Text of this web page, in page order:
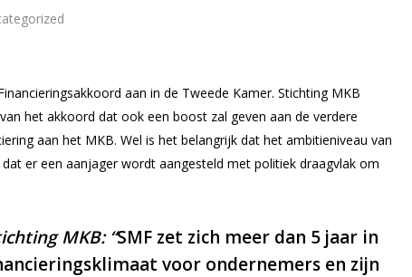
aan in de Tweede Kamer. Stichting MKB
het akkoord dat ook een boost zal geven aan de verdere
aan het MKB. Wel is het belangrijk dat het ambitieniveau van
er een aanjager wordt aangesteld met politiek draagvlak om
MKB: “SMF zet zich meer dan 5 jaar in
voor ondernemers en zijn